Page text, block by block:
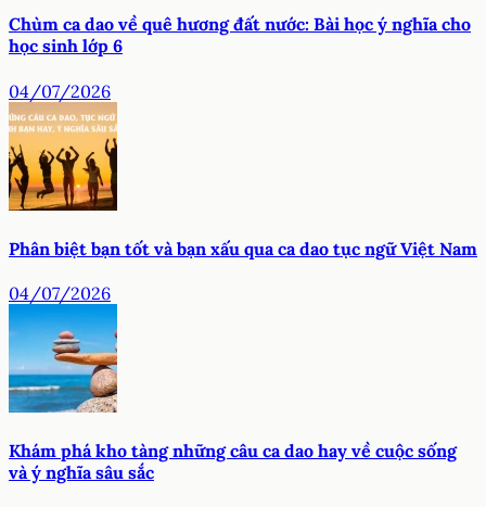
Chùm ca dao về quê hương đất nước: Bài học ý nghĩa cho
học sinh lớp 6
04/07/2026
Phân biệt bạn tốt và bạn xấu qua ca dao tục ngữ Việt Nam
04/07/2026
Khám phá kho tàng những câu ca dao hay về cuộc sống
và ý nghĩa sâu sắc